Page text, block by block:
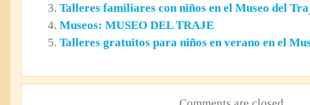
Talleres familiares con niños en el Museo del
Museos: MUSEO DEL TRAJE
Talleres gratuitos para niños en verano en el